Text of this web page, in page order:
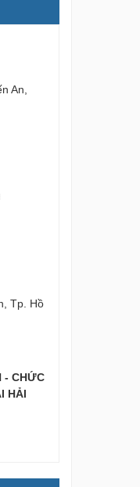
An,
Tp. Hồ
- CHỨC
HẢI